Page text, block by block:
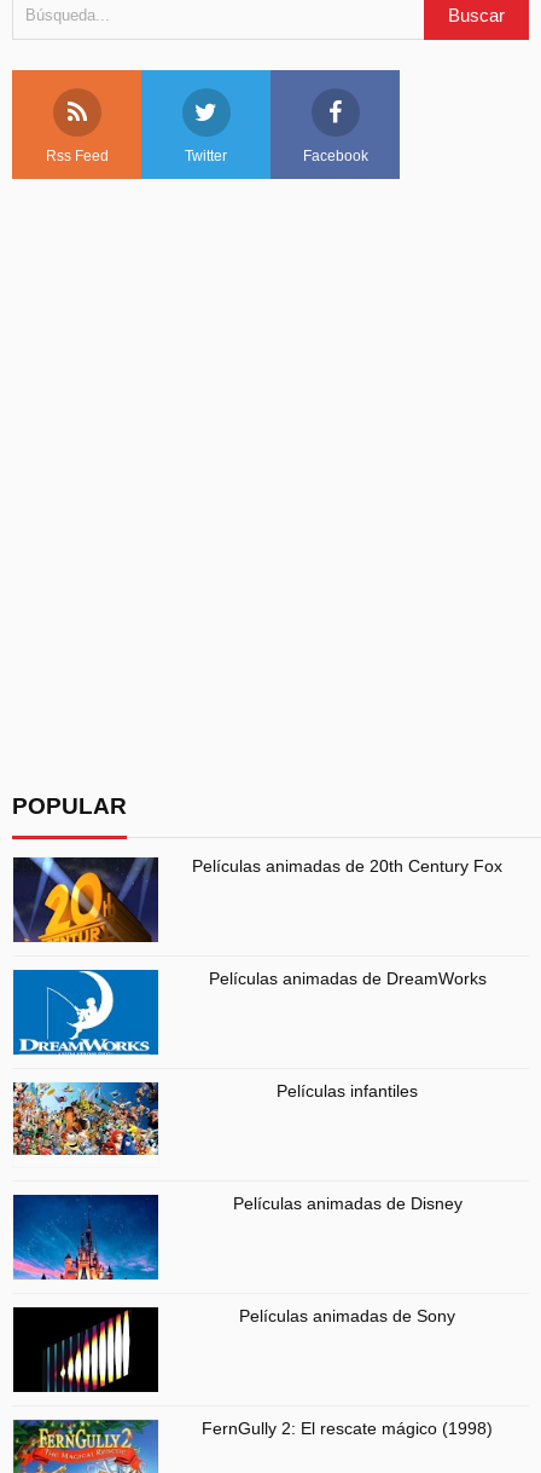
Rss Feed Twitter Facebook
POPULAR
Películas animadas de 20th Century Fox
Películas animadas de DreamWorks
Películas infantiles
Películas animadas de Disney
Películas animadas de Sony
FernGully 2: El rescate mágico (1998)